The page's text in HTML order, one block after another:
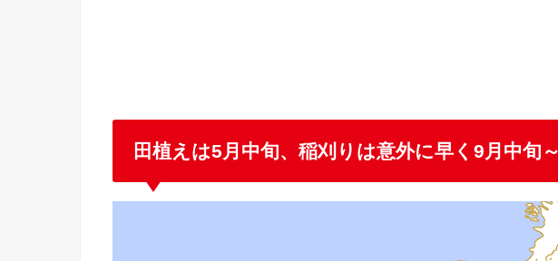
田植えは5月中旬、稲刈りは意外に早く9月中旬